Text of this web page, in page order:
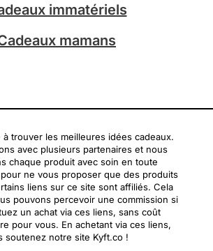
immatériels
mamans
à trouver les meilleures idées cadeaux.
avec plusieurs partenaires et nous
chaque produit avec soin en toute
ne vous proposer que des produits
liens sur ce site sont affiliés. Cela
pouvons percevoir une commission si
un achat via ces liens, sans coût
pour vous. En achetant via ces liens,
soutenez notre site Kyft.co !